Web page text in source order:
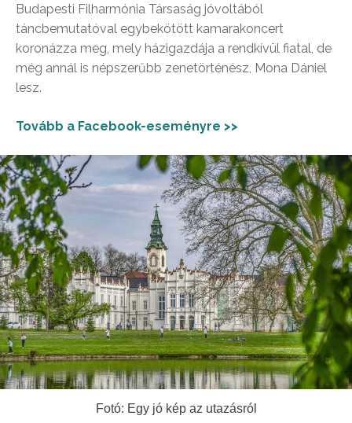
Budapesti Filharmónia Társaság jóvoltából
táncbemutatóval egybekötött kamarakoncert
koronázza meg, mely házigazdája a rendkívül fiatal, de
még annál is népszerűbb zenetörténész, Mona Dániel
lesz.
Tovább a Facebook-eseményre >>
Fotó: Egy jó kép az utazásról